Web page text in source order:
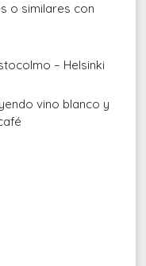
o similares con
– Helsinki
vino blanco y